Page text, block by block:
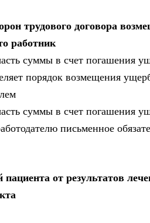
трудового договора
работник
суммы в счет погашения
порядок возмещения
суммы в счет погашения
письменное
от результатов